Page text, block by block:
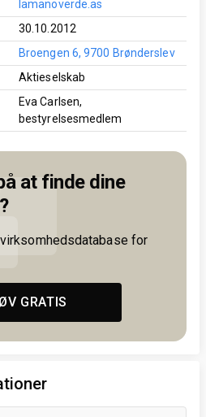
lamanoverde.as
30.10.2012
Broengen 6, 9700 Brønderslev
Aktieselskab
Eva Carlsen,
bestyrelsesmedlem
at finde dine
for
GRATIS